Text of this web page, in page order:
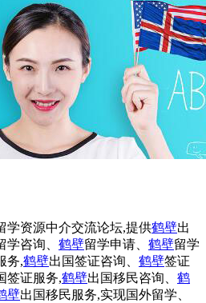
学资源中介交流论坛,提供鹤壁出
学咨询、 鹤壁留学申请、 鹤壁留学
务,鹤壁出国签证咨询、 鹤壁签证
签证服务,鹤壁出国移民咨询、 鹤
壁出国移民服务,实现国外留学、